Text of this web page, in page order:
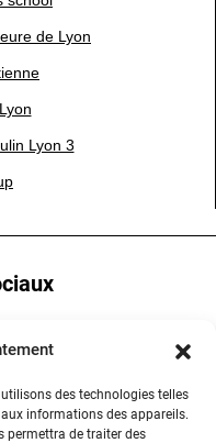
des technologies telles
informations des appareils.
permettra de traiter des
de Lyon
Lyon 3